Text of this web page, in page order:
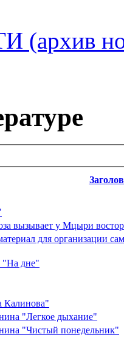
вызывает у Мцыри
для организации
"На дне"
Калинова"
"Легкое дыхание"
"Чистый понедельник"